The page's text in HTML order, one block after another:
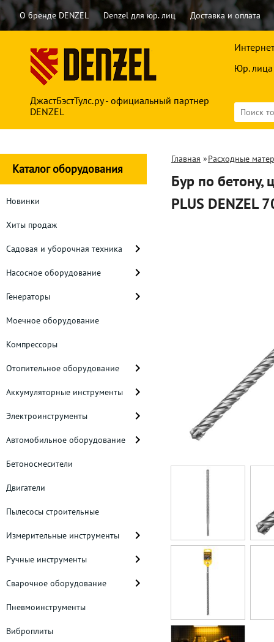
О бренде DENZEL Denzel для юр. лиц Доставка и оплата
ДжастБэстТулс.ру - официальный партнер
DENZEL
Юр. лица
Каталог оборудования
Новинки
Хиты продаж
Садовая и уборочная техника
Насосное оборудование
Генераторы
Моечное оборудование
Компрессоры
Отопительное оборудование
Аккумуляторные инструменты
Электроинструменты
Автомобильное оборудование
Бетоносмесители
Двигатели
Пылесосы строительные
Измерительные инструменты
Ручные инструменты
Сварочное оборудование
Пневмоинструменты
Виброплиты
Главная »Расходные
Бур по бетону,
PLUS DENZEL